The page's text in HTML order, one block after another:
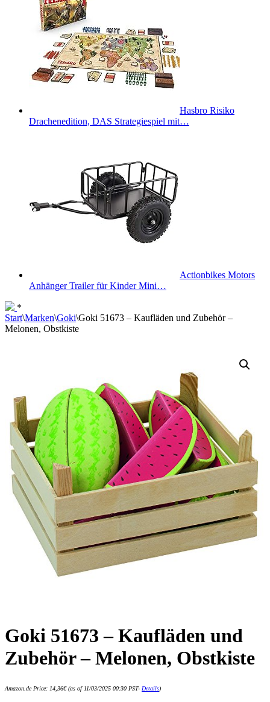
Hasbro Risiko
Drachenedition, DAS Strategiespiel mit…
Actionbikes Motors
Anhänger Trailer für Kinder Mini…
*
Start\Marken\Goki\Goki 51673 – Kaufläden und Zubehör –
Melonen, Obstkiste
Goki 51673 – Kaufläden und
Zubehör – Melonen, Obstkiste
Amazon.de Price: 14,36€(as of 11/03/2025 00:30 PST- Details)